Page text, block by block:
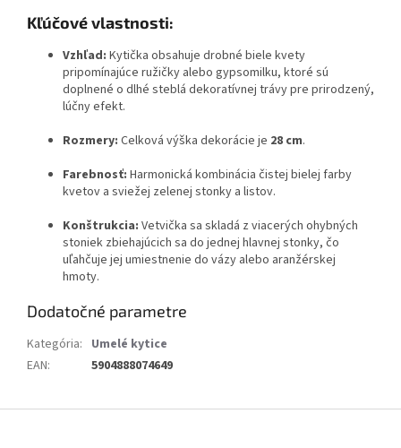
Kľúčové vlastnosti:
Vzhľad: Kytička obsahuje drobné biele kvety
pripomínajúce ružičky alebo gypsomilku, ktoré sú
doplnené o dlhé steblá dekoratívnej trávy pre prirodzený,
lúčny efekt.
Rozmery: Celková výška dekorácie je 28 cm.
Farebnosť: Harmonická kombinácia čistej bielej farby
kvetov a sviežej zelenej stonky a listov.
Konštrukcia: Vetvička sa skladá z viacerých ohybných
stoniek zbiehajúcich sa do jednej hlavnej stonky, čo
uľahčuje jej umiestnenie do vázy alebo aranžérskej
hmoty.
Dodatočné parametre
Kategória: Umelé kytice
EAN: 5904888074649